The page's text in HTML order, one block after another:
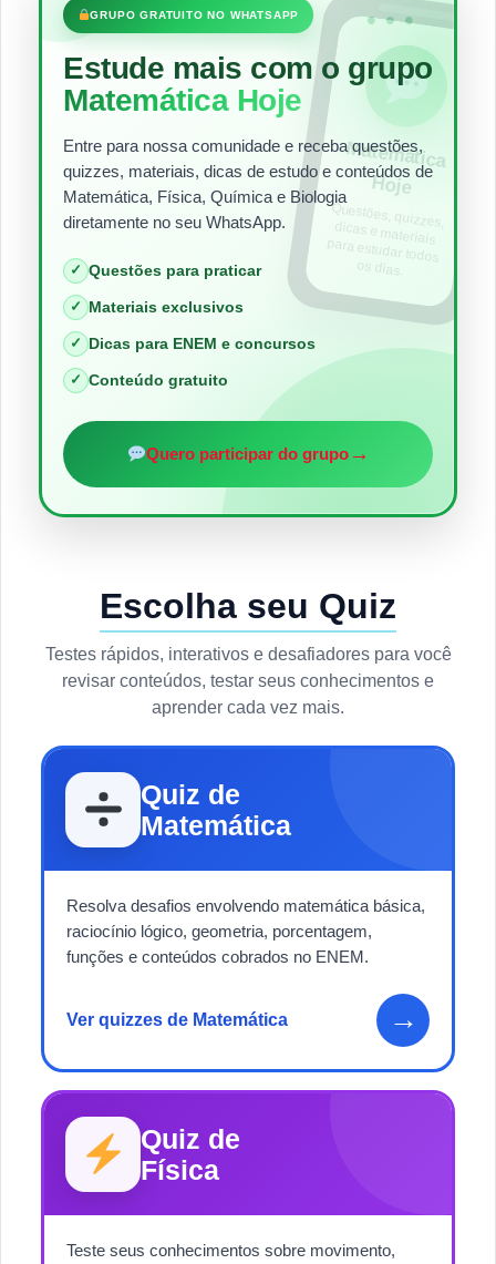
•••
GRUPO GRATUITO NO WHATSAPP
Estude mais com o grupo
Matemática Hoje
Entre para nossa comunidade e receba questões,
quizzes, materiais, dicas de estudo e conteúdos de
Matemática, Física, Química e Biologia
diretamente no seu WhatsApp.
✓ Questões para praticar
✓ Materiais exclusivos
✓ Dicas para ENEM e concursos
✓ Conteúdo gratuito
Quero participar do grupo→
Matem
ática
Hoje
Questões, quizzes,
dicas e materiais
para estudar todos
os dias.
Escolha seu Quiz
Testes rápidos, interativos e desafiadores para você
revisar conteúdos, testar seus conhecimentos e
aprender cada vez mais.
Quiz de
Matemática
Resolva desafios envolvendo matemática básica,
raciocínio lógico, geometria, porcentagem,
funções e conteúdos cobrados no ENEM.
Ver quizzes de Matemática →
Quiz de
Física
Teste seus conhecimentos sobre movimento,